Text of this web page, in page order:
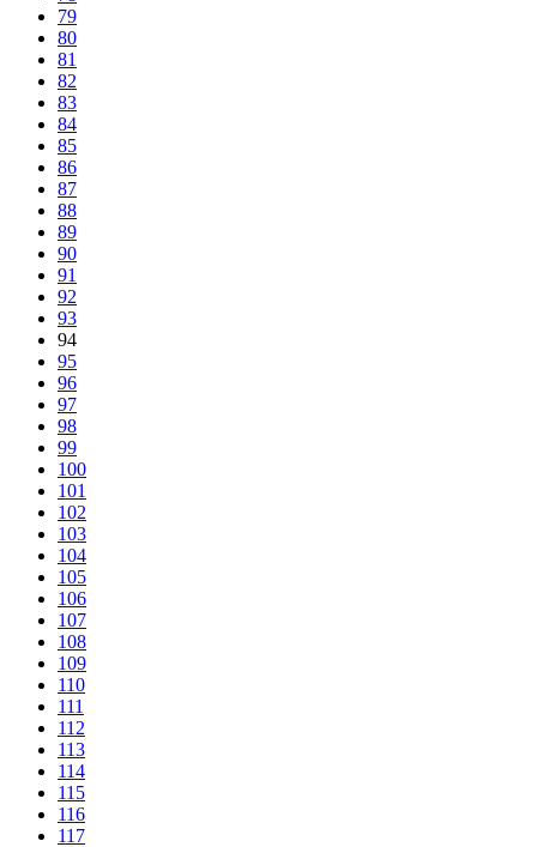
79
80
81
82
83
84
85
86
87
88
89
90
91
92
93
94
95
96
97
98
99
100
101
102
103
104
105
106
107
108
109
110
111
112
113
114
115
116
117